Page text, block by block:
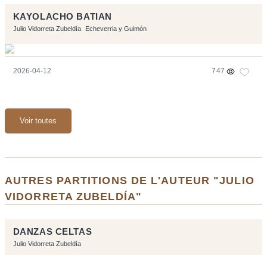
KAYOLACHO BATIAN
Julio Vidorreta Zubeldía Echeverria y Guimón
2026-04-12 747
Voir toutes
AUTRES PARTITIONS DE L'AUTEUR "JULIO
VIDORRETA ZUBELDÍA"
DANZAS CELTAS
Julio Vidorreta Zubeldía